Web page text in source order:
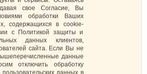
набережная 10к1
Анастасия Юрьевна
свое Согласие, Вы
обработки Ваших
содержащихся в cookie-
с Политикой защиты и
данных клиентов,
сайта. Если Вы не
данные
отключить обработку
данных в